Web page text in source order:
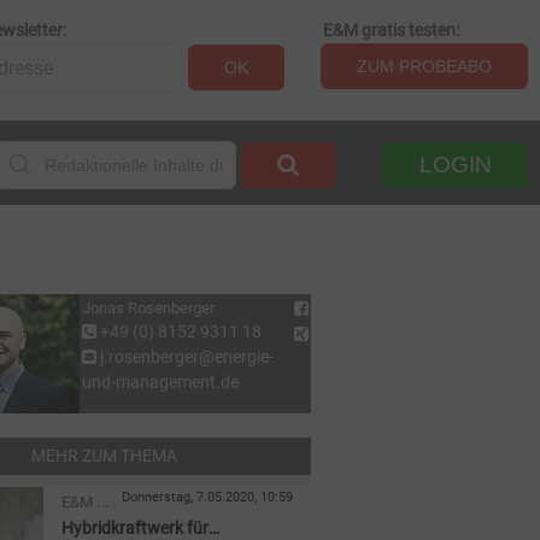
OK
E&M gratis testen:
ZUM PROBEABO
LOGIN
Jonas Rosenberger
+49 (0) 8152 9311 18
j.rosenberger@energie-
und-management.de
MEHR ZUM THEMA
E&M Donnerstag, 7.05.2020, 10:59
Hybridkraftwerk für